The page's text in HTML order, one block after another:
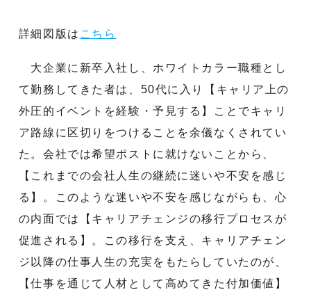
詳細図版は こちら
大企業に新卒入社し、ホワイトカラー職種とし
て勤務してきた者は、50代に入り【キャリア上の
外圧的イベントを経験・予見する】ことでキャリ
ア路線に区切りをつけることを余儀なくされてい
た。会社では希望ポストに就けないことから、
【これまでの会社人生の継続に迷いや不安を感じ
る】。このような迷いや不安を感じながらも、心
の内面では【キャリアチェンジの移行プロセスが
促進される】。この移行を支え、キャリアチェン
ジ以降の仕事人生の充実をもたらしていたのが、
【仕事を通じて人材として高めてきた付加価値】